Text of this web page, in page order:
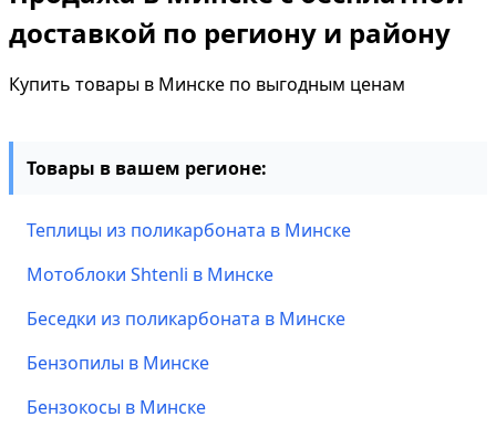
доставкой по региону и району
Купить товары в Минске по выгодным ценам
Товары в вашем регионе:
Теплицы из поликарбоната в Минске
Мотоблоки Shtenli в Минске
Беседки из поликарбоната в Минске
Бензопилы в Минске
Бензокосы в Минске